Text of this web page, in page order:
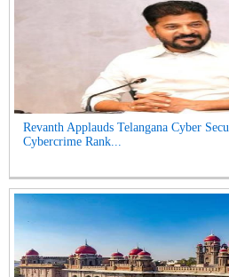
Revanth Applauds Telangana Cyber
Cybercrime Rank...